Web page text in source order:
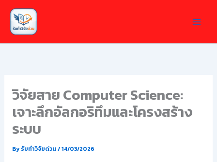
Skip
content
วิจัยสาย Computer Science:
เจาะลึกอัลกอริทึมและโครงสร้าง
ระบบ
Byรับทำวิจัยด่วน /14/03/2026